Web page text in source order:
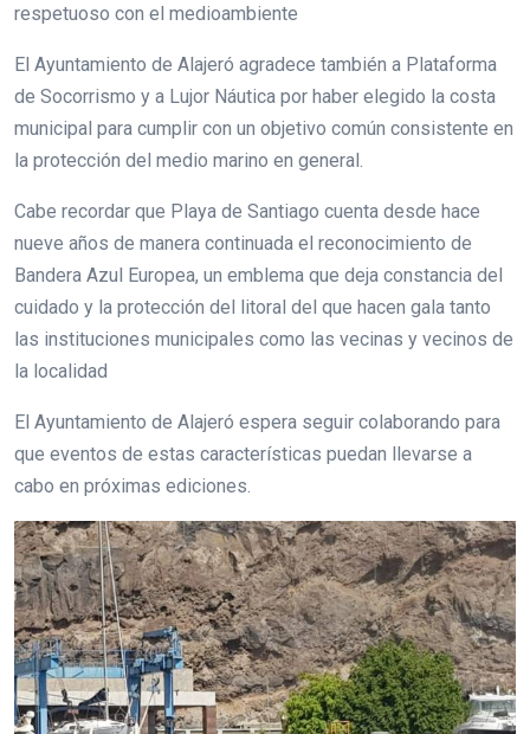
respetuoso con el medioambiente
El Ayuntamiento de Alajeró agradece también a Plataforma
de Socorrismo y a Lujor Náutica por haber elegido la costa
municipal para cumplir con un objetivo común consistente en
la protección del medio marino en general.
Cabe recordar que Playa de Santiago cuenta desde hace
nueve años de manera continuada el reconocimiento de
Bandera Azul Europea, un emblema que deja constancia del
cuidado y la protección del litoral del que hacen gala tanto
las instituciones municipales como las vecinas y vecinos de
la localidad
El Ayuntamiento de Alajeró espera seguir colaborando para
que eventos de estas características puedan llevarse a
cabo en próximas ediciones.